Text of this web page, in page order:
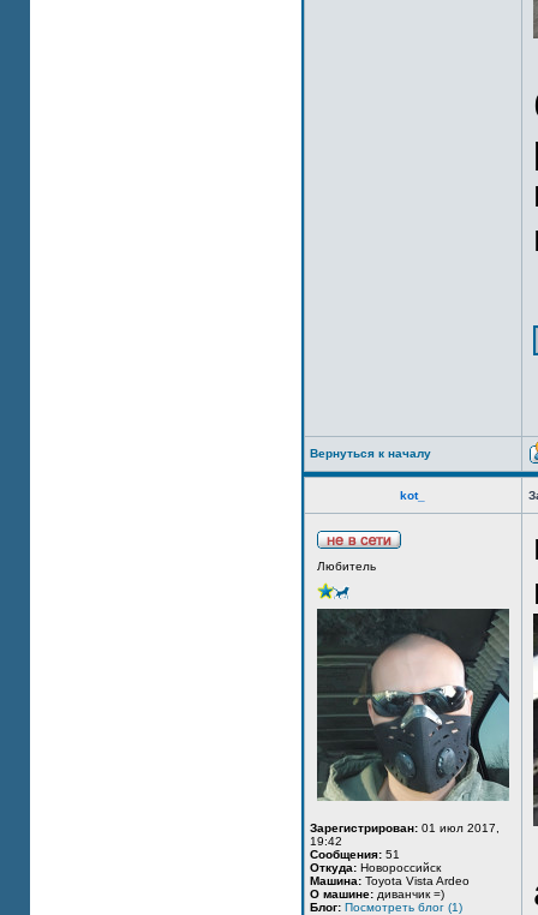
Вернуться к началу
kot_
Любитель
Зарегистрирован: 01 июл 2017,
19:42
Сообщения: 51
Откуда: Новороссийск
Машина: Toyota Vista Ardeo
О машине: диванчик =)
Блог: Посмотреть блог (1)